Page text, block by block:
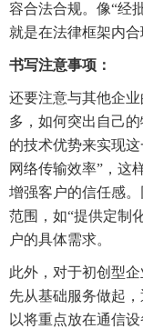
容合法合规。像“经
就是在法律框架内
书写注意事项：
还要注意与其他企
多，如何突出自己
的技术优势来实现
网络传输效率”，这
增强客户的信任感
范围，如“提供定制
户的具体需求。
此外，对于初创型
先从基础服务做起
以将重点放在通信